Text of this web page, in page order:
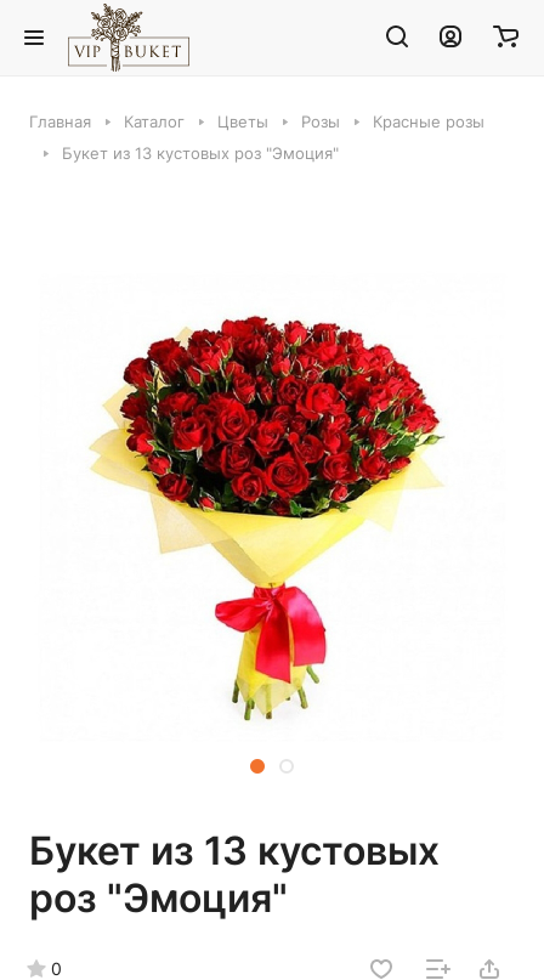
Главная Каталог Цветы Розы
Красные розы
Букет из 13 кустовых роз "Эмоция"
Букет из 13 кустовых
роз "Эмоция"
0